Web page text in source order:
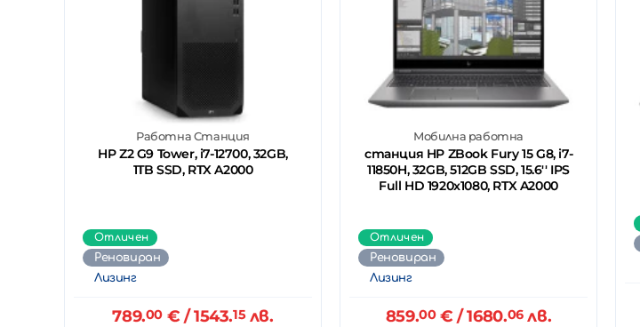
Работна Станция
HP Z2 G9 Tower, i7-12700, 32GB,
1TB SSD, RTX A2000
Отличен
Реновиран
Лизинг
789.00€ / 1543.15лв.
Мобилна работна
станция HP ZBook Fury 15 G8, i7-
11850H, 32GB, 512GB SSD, 15.6'' IPS
Full HD 1920x1080, RTX A2000
Отличен
Реновиран
Лизинг
859.00€ / 1680.06лв.